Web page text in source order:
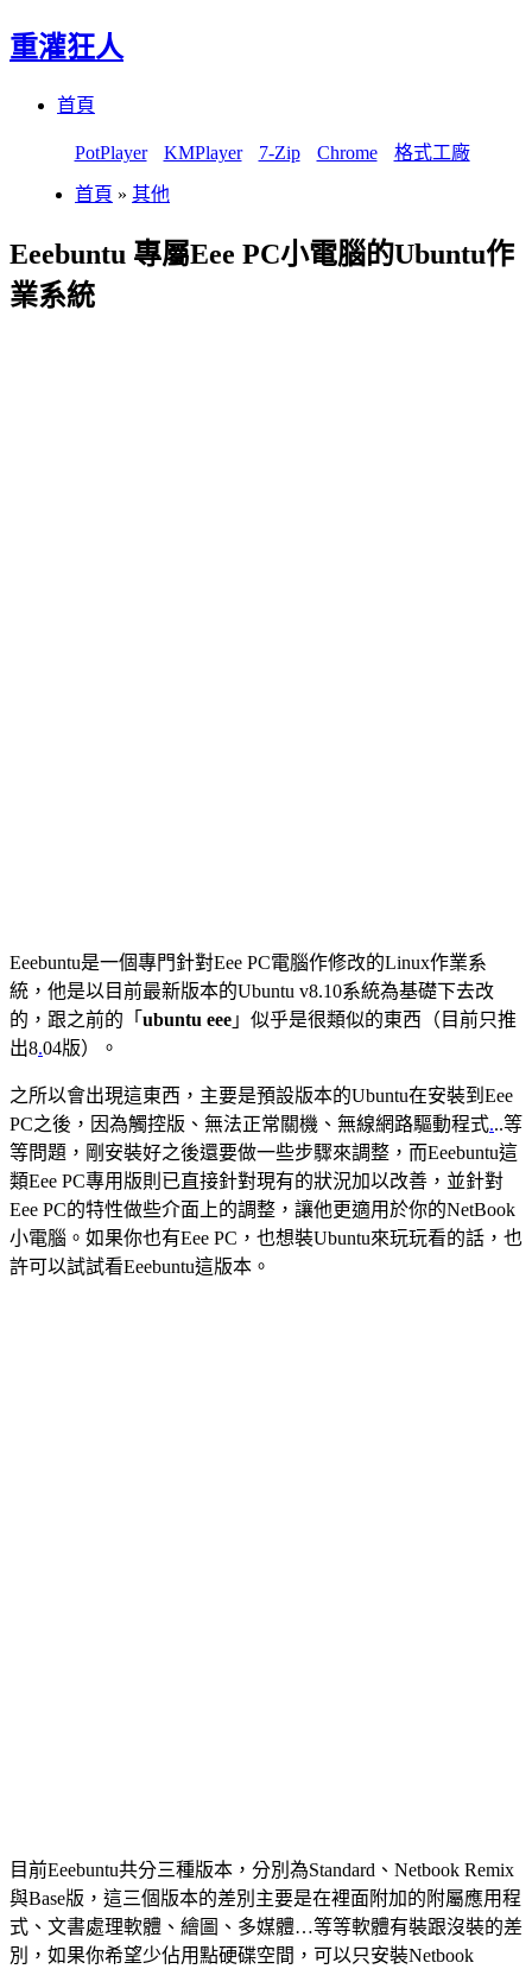
重灌狂人
首頁
PotPlayer KMPlayer 7-Zip Chrome 格式工廠
首頁 » 其他
Eeebuntu 專屬Eee PC小電腦的Ubuntu作
業系統
Eeebuntu是一個專門針對Eee PC電腦作修改的Linux作業系
統，他是以目前最新版本的Ubuntu v8.10系統為基礎下去改
的，跟之前的「 ubuntu eee 」似乎是很類似的東西（目前只推
出8.04版）。
之所以會出現這東西，主要是預設版本的Ubuntu在安裝到Eee
PC之後，因為觸控版、無法正常關機、無線網路驅動程式...等
等問題，剛安裝好之後還要做一些步驟來調整，而Eeebuntu這
類Eee PC專用版則已直接針對現有的狀況加以改善，並針對
Eee PC的特性做些介面上的調整，讓他更適用於你的NetBook
小電腦。如果你也有Eee PC，也想裝Ubuntu來玩玩看的話，也
許可以試試看Eeebuntu這版本。
目前Eeebuntu共分三種版本，分別為Standard、Netbook Remix
與Base版，這三個版本的差別主要是在裡面附加的附屬應用程
式、文書處理軟體、繪圖、多媒體…等等軟體有裝跟沒裝的差
別，如果你希望少佔用點硬碟空間，可以只安裝Netbook